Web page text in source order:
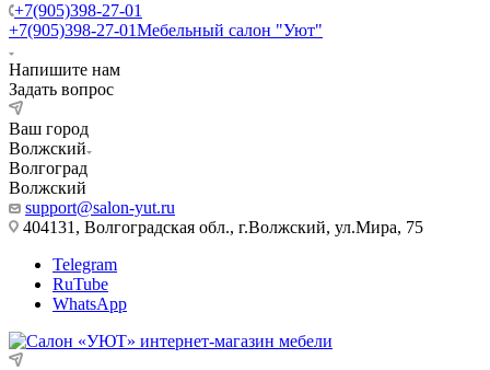
+7(905)398-27-01
+7(905)398-27-01Мебельный салон "Уют"
Напишите нам
Задать вопрос
Ваш город
Волжский
Волгоград
Волжский
support@salon-yut.ru
404131, Волгоградская обл., г.Волжский, ул.Мира, 75
Telegram
RuTube
WhatsApp